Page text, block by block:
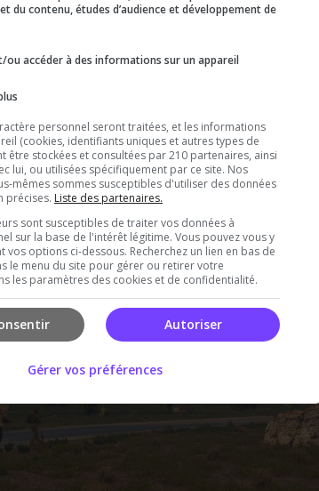
du contenu, études d’audience et développement de
ou accéder à des informations sur un appareil
personnel seront traitées, et les informations
(cookies, identifiants uniques et autres types de
être stockées et consultées par 210 partenaires, ainsi
lui, ou utilisées spécifiquement par ce site. Nos
mêmes sommes susceptibles d'utiliser des données
précises. Liste des partenaires.
sont susceptibles de traiter vos données à
sur la base de l'intérêt légitime. Vous pouvez vous y
vos options ci-dessous. Recherchez un lien en bas de
le menu du site pour gérer ou retirer votre
les paramètres des cookies et de confidentialité.
Autoriser
Gérer vos préférences